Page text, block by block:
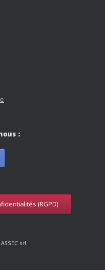
:
(RGPD)
ASSEC srl